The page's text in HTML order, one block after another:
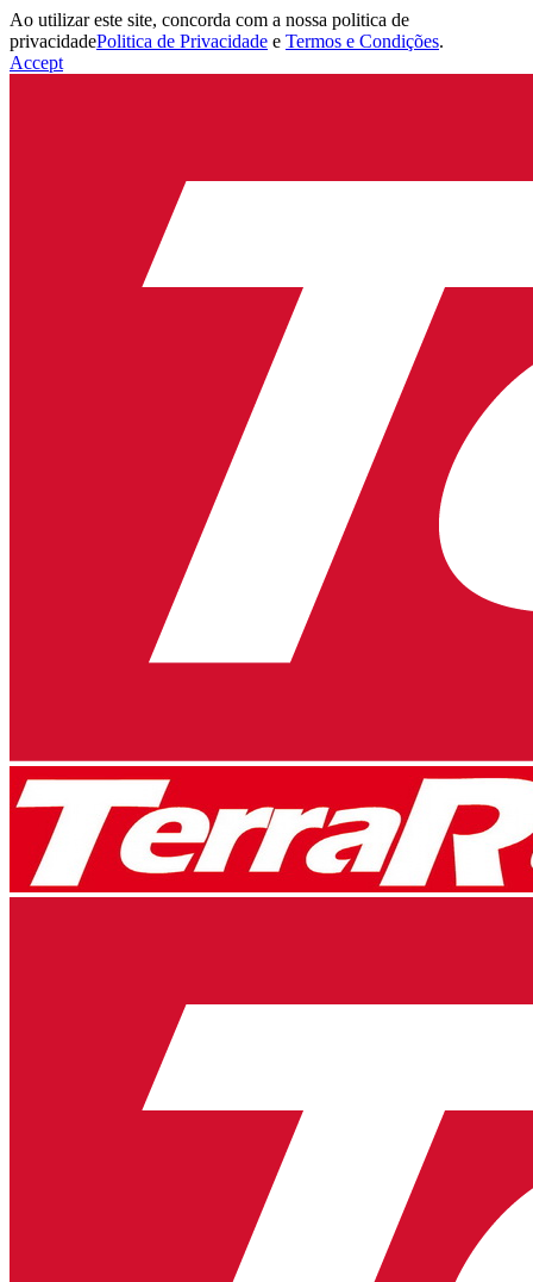
Ao utilizar este site, concorda com a nossa politica de
privacidadePolitica de Privacidade e Termos e Condições.
Accept